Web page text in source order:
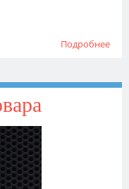
Подробнеео